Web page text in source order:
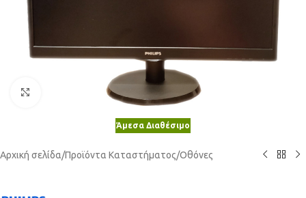
Κλικ για μεγέθυνση
Άμεσα Διαθέσιμο
Αρχική σελίδα/Προϊόντα Καταστήματος/Οθόνες